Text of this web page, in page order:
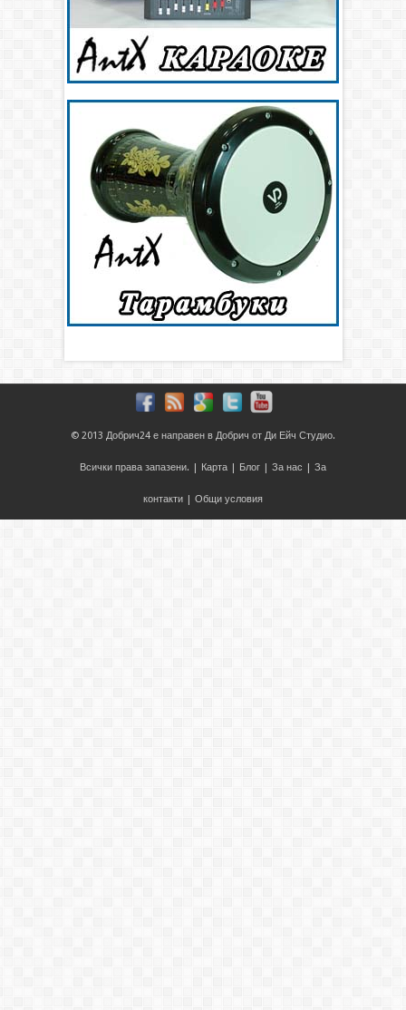
© 2013 Добрич24 е направен в Добрич от Ди Ейч Студио.
Всички права запазени. | Карта Блог За нас За
контакти Общи условия